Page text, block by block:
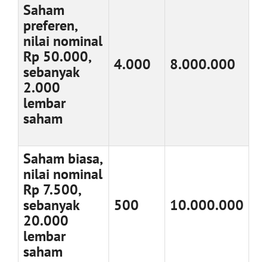
Saham
preferen,
nilai nominal
Rp 50.000,
sebanyak
2.000
lembar
saham
4.000 8.000.000
Saham biasa,
nilai nominal
Rp 7.500,
sebanyak
20.000
lembar
saham
500 10.000.000